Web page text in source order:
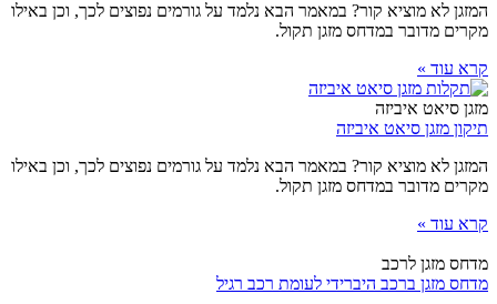
המזגן לא מוציא קור? במאמר הבא נלמד על גורמים נפוצים לכך, וכן באילו
מקרים מדובר במדחס מזגן תקול.
קרא עוד »
מזגן סיאט איביזה
תיקון מזגן סיאט איביזה
המזגן לא מוציא קור? במאמר הבא נלמד על גורמים נפוצים לכך, וכן באילו
מקרים מדובר במדחס מזגן תקול.
קרא עוד »
מדחס מזגן לרכב
מדחס מזגן ברכב היברידי לעומת רכב רגיל